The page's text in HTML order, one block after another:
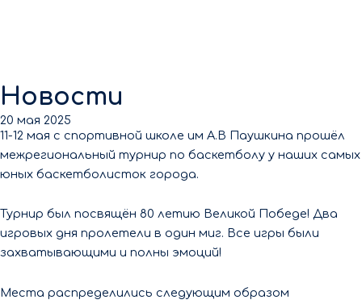
Новости
20 мая 2025
11-12 мая с спортивной школе им А.В Паушкина прошёл
межрегиональный турнир по баскетболу у наших самых
юных баскетболисток города.
Турнир был посвящён 80 летию Великой Победе! Два
игровых дня пролетели в один миг. Все игры были
захватывающими и полны эмоций!
Места распределились следующим образом